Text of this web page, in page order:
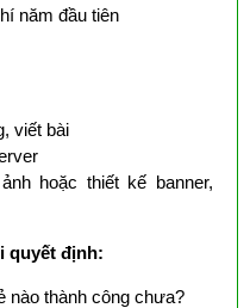
năm đầu tiên
viết bài
hoặc thiết kế banner,
quyết định:
nào thành công chưa?